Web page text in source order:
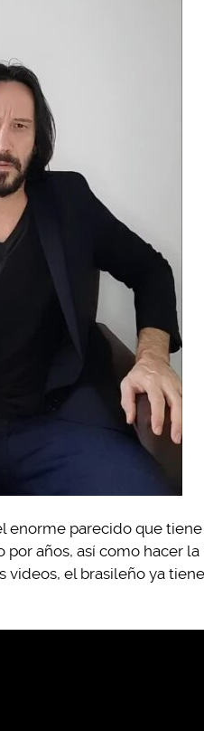
enorme parecido que
años, así como hacer
el brasileño ya